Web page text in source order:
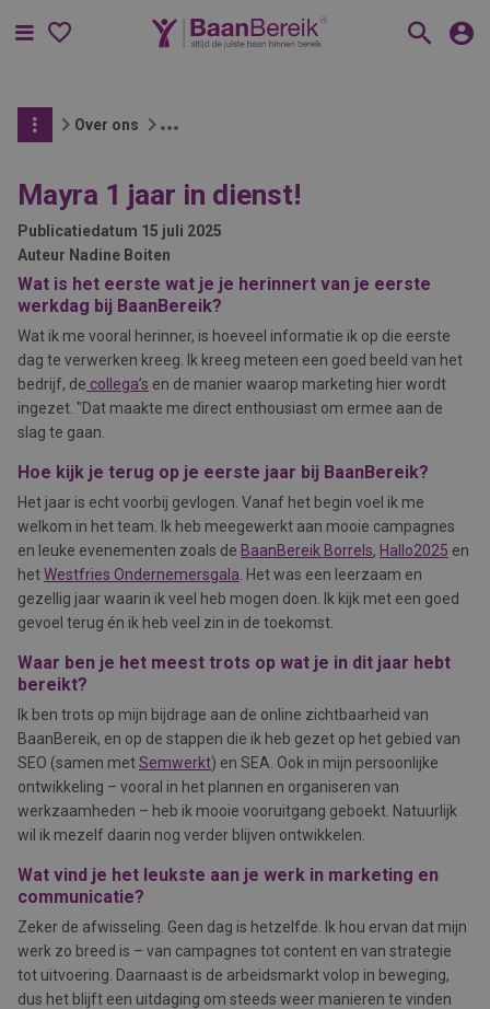
Menu
Over ons
Mayra 1 jaar in dienst!
Publicatiedatum 15 juli 2025
Auteur Nadine Boiten
Wat is het eerste wat je je herinnert van je eerste
werkdag bij BaanBereik?
Wat ik me vooral herinner, is hoeveel informatie ik op die eerste
dag te verwerken kreeg. Ik kreeg meteen een goed beeld van het
bedrijf, de collega’s en de manier waarop marketing hier wordt
ingezet. "Dat maakte me direct enthousiast om ermee aan de
slag te gaan.
Hoe kijk je terug op je eerste jaar bij BaanBereik?
Het jaar is echt voorbij gevlogen. Vanaf het begin voel ik me
welkom in het team. Ik heb meegewerkt aan mooie campagnes
en leuke evenementen zoals de BaanBereik Borrels, Hallo2025 en
hetWestfries Ondernemersgala . Het was een leerzaam en
gezellig jaar waarin ik veel heb mogen doen. Ik kijk met een goed
gevoel terug én ik heb veel zin in de toekomst.
Waar ben je het meest trots op wat je in dit jaar hebt
bereikt?
Ik ben trots op mijn bijdrage aan de online zichtbaarheid van
BaanBereik, en op de stappen die ik heb gezet op het gebied van
SEO (samen metSemwerkt) en SEA. Ook in mijn persoonlijke
ontwikkeling – vooral in het plannen en organiseren van
werkzaamheden – heb ik mooie vooruitgang geboekt. Natuurlijk
wil ik mezelf daarin nog verder blijven ontwikkelen.
Wat vind je het leukste aan je werk in marketing en
communicatie?
Zeker de afwisseling. Geen dag is hetzelfde. Ik hou ervan dat mijn
werk zo breed is – van campagnes tot content en van strategie
tot uitvoering. Daarnaast is de arbeidsmarkt volop in beweging,
dus het blijft een uitdaging om steeds weer manieren te vinden